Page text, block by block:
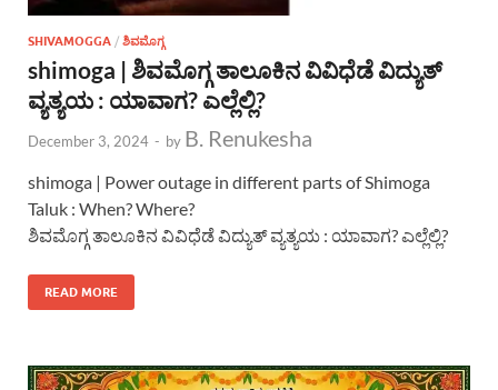
SHIVAMOGGA / ಶಿವಮೊಗ್ಗ
shimoga | ಶಿವಮೊಗ್ಗ ತಾಲೂಕಿನ ವಿವಿಧೆಡೆ ವಿದ್ಯುತ್
ವ್ಯತ್ಯಯ : ಯಾವಾಗ? ಎಲ್ಲೆಲ್ಲಿ?
December 3, 2024 - by B. Renukesha
shimoga | Power outage in different parts of Shimoga
Taluk : When? Where?
ಶಿವಮೊಗ್ಗ ತಾಲೂಕಿನ ವಿವಿಧೆಡೆ ವಿದ್ಯುತ್ ವ್ಯತ್ಯಯ : ಯಾವಾಗ? ಎಲ್ಲೆಲ್ಲಿ?
READ MORE